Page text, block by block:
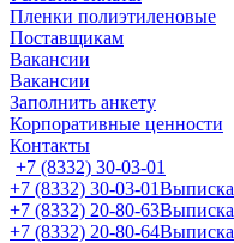
Пленки полиэтиленовые
Поставщикам
Вакансии
Вакансии
Заполнить анкету
Корпоративные ценности
Контакты
+7 (8332) 30-03-01
+7 (8332) 30-03-01
+7 (8332) 20-80-63
+7 (8332) 20-80-64